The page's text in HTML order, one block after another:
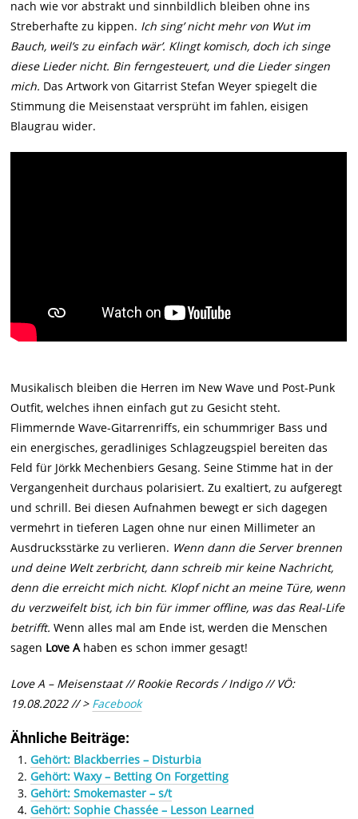
nach wie vor abstrakt und sinnbildlich bleiben ohne ins
Streberhafte zu kippen. Ich sing’ nicht mehr von Wut im
Bauch, weil’s zu einfach wär’. Klingt komisch, doch ich singe
diese Lieder nicht. Bin ferngesteuert, und die Lieder singen
mich. Das Artwork von Gitarrist Stefan Weyer spiegelt die
Stimmung die Meisenstaat versprüht im fahlen, eisigen
Blaugrau wider.
Musikalisch bleiben die Herren im New Wave und Post-Punk
Outfit, welches ihnen einfach gut zu Gesicht steht.
Flimmernde Wave-Gitarrenriffs, ein schummriger Bass und
ein energisches, geradliniges Schlagzeugspiel bereiten das
Feld für Jörkk Mechenbiers Gesang. Seine Stimme hat in der
Vergangenheit durchaus polarisiert. Zu exaltiert, zu aufgeregt
und schrill. Bei diesen Aufnahmen bewegt er sich dagegen
vermehrt in tieferen Lagen ohne nur einen Millimeter an
Ausdrucksstärke zu verlieren. Wenn dann die Server brennen
und deine Welt zerbricht, dann schreib mir keine Nachricht,
denn die erreicht mich nicht. Klopf nicht an meine Türe, wenn
du verzweifelt bist, ich bin für immer offline, was das Real-Life
betrifft. Wenn alles mal am Ende ist, werden die Menschen
sagen Love Ahaben es schon immer gesagt!
Love A – Meisenstaat // Rookie Records / Indigo // VÖ:
19.08.2022 // > Facebook
Ähnliche Beiträge:
Gehört: Blackberries – Disturbia
Gehört: Waxy – Betting On Forgetting
Gehört: Smokemaster – s/t
Gehört: Sophie Chassée – Lesson Learned